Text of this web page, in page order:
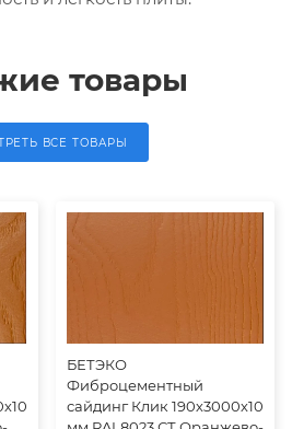
товары
ВСЕ ТОВАРЫ
БЕТЭКО
Фиброцементный
сайдинг Клик 190х3000х10